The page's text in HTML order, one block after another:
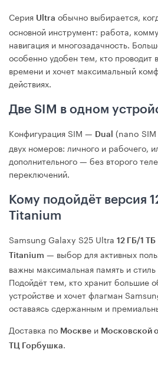
Серия Ultra обычно выбирается,
основной инструмент: работа,
навигация и многозадачность.
особенно удобен тем, кто проводит
времени и хочет максимальный
действиях.
Две SIM в одном
Конфигурация SIM — Dual
(nano SIM
двух номеров: личного и рабочего,
дополнительного — без второго
переключений.
Кому подойдёт версия
Titanium
Samsung Galaxy S25 Ultra 12 ГБ/1 ТБ
Titanium — выбор для активных
важны максимальная память и
Подойдёт тем, кто хранит большие
устройстве и хочет флагман
оставаясь сдержанным и
Доставка по Москве и Московской
ТЦ Горбушка.